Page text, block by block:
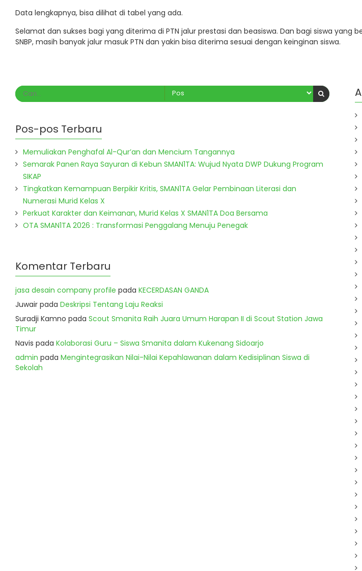
Data lengkapnya, bisa dilihat di tabel yang ada.
Selamat dan sukses bagi yang diterima di PTN jalur prestasi dan beasiswa. Dan bagi siswa yang
SNBP, masih banyak jalur masuk PTN dan yakin bisa diterima sesuai dengan keinginan siswa.
Pos-pos Terbaru
Memuliakan Penghafal Al-Qur’an dan Mencium Tangannya
Semarak Panen Raya Sayuran di Kebun SMAN1TA: Wujud Nyata DWP Dukung Program
SIKAP
Tingkatkan Kemampuan Berpikir Kritis, SMAN1TA Gelar Pembinaan Literasi dan
Numerasi Murid Kelas X
Perkuat Karakter dan Keimanan, Murid Kelas X SMAN1TA Doa Bersama
OTA SMAN1TA 2026 : Transformasi Penggalang Menuju Penegak
Komentar Terbaru
jasa desain company profile pada KECERDASAN GANDA
Juwair pada Deskripsi Tentang Laju Reaksi
Suradji Kamno pada Scout Smanita Raih Juara Umum Harapan II di Scout Station Jawa
Timur
Navis pada Kolaborasi Guru – Siswa Smanita dalam Kukenang Sidoarjo
admin pada Mengintegrasikan Nilai-Nilai Kepahlawanan dalam Kedisiplinan Siswa di
Sekolah